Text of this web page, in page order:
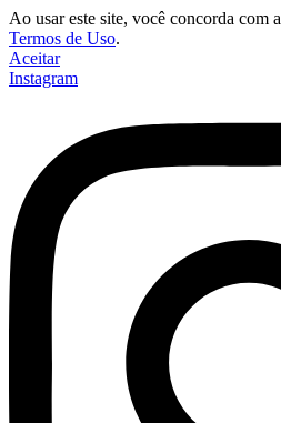
Ao usar este site, você concorda com a
Termos de Uso.
Aceitar
Instagram